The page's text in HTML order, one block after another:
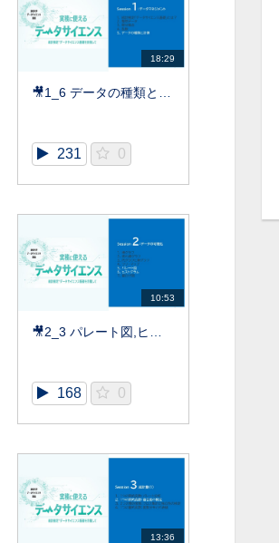
18:29
🎥1_6 データの種類と計算【DS基礎】
231 0
10:53
🎥2_3 パレート図,ヒストグラム【DS基礎】
168 0
13:36